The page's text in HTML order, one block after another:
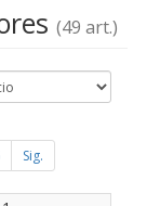
(49 art.)
Sig.